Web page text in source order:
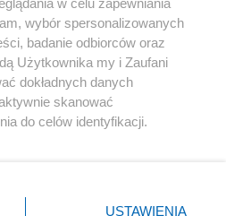
Instagram Youtube
w celu zapewniania
wybór spersonalizowanych
badanie odbiorców oraz
Użytkownika my i Zaufani
dokładnych danych
skanować
do celów identyfikacji.
ustawień prywatności
USTAWIENIA